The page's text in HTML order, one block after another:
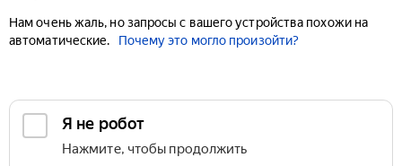
Нам очень жаль, но запросы с вашего устройства похожи на
автоматические.
Почему это могло произойти?